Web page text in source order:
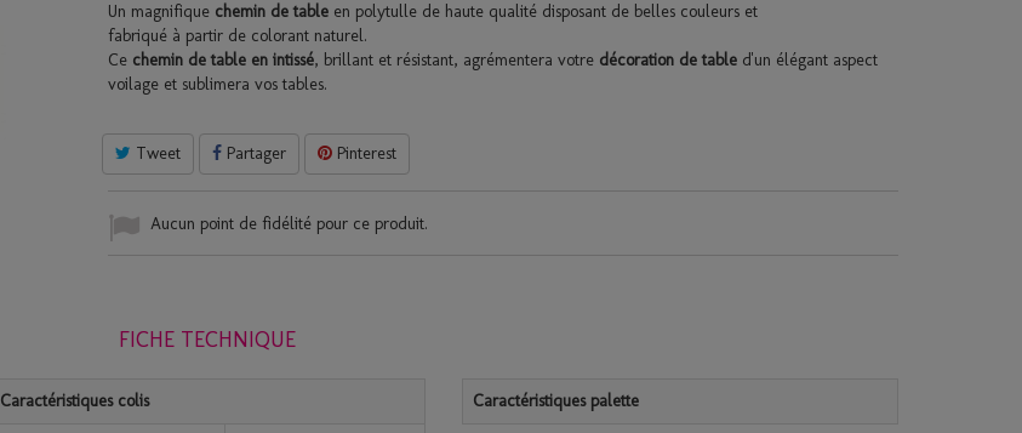
Un magnifique chemin de tableen polytulle de haute qualité disposant de belles couleurs et
fabriqué à partir de colorant naturel.
Ce chemin de table en intissé, brillant et résistant, agrémentera votre décoration de tabled'un élégant aspect
voilage et sublimera vos tables.
Tweet Partager Pinterest
Aucun point de fidélité pour ce produit.
FICHE TECHNIQUE
Caractéristiques colis Caractéristiques palette